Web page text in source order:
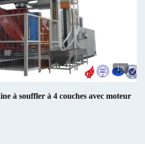
1/1
à souffler à 4 couches avec moteur